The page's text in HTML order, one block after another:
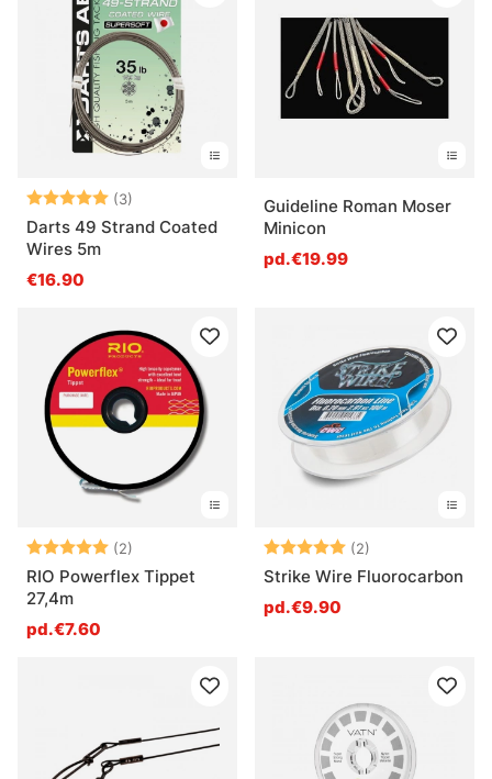
Note: (3)
Darts 49 Strand Coated
Wires 5m
€16.90
Guideline Roman Moser
Minicon
pd.€19.99
Note: (2)
RIO Powerflex Tippet
27,4m
pd.€7.60
Note: (2)
Strike Wire Fluorocarbon
pd.€9.90